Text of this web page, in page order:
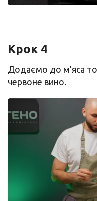
Крок 4
Додаємо до м’яса
червоне вино.